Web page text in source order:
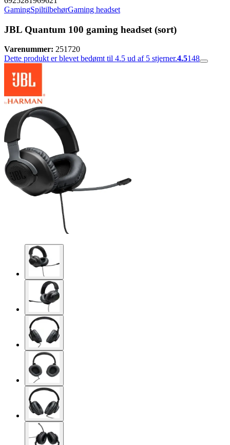
GamingSpiltilbehørGaming headset
JBL Quantum 100 gaming headset (sort)
Varenummer: 251720
Dette produkt er blevet bedømt til 4.5 ud af 5 stjerner.4.5148